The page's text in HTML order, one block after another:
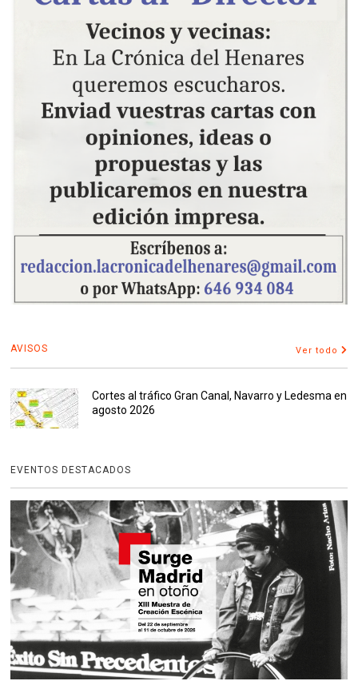
AVISOS Ver todo
Cortes al tráfico Gran Canal, Navarro y Ledesma en
agosto 2026
EVENTOS DESTACADOS